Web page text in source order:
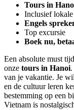
Tours in
Inclusief
Engels
Top excursie
Boek nu,
Een absolute must
onze tours in Hanoi
van je vakantie. Je
en de cultuur leren
bestemming op een
Vietnam is